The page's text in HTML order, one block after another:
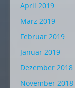
April 2019
März 2019
Februar 2019
Januar 2019
Dezember 2018
November 2018